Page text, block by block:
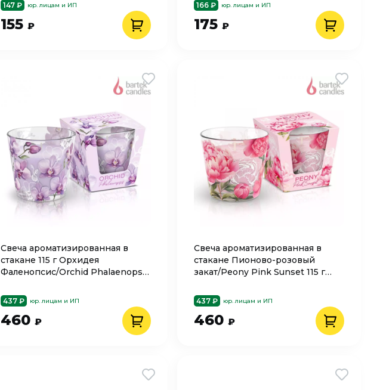
147 ₽ юр. лицам и ИП
155 ₽
166 ₽ юр. лицам и ИП
175 ₽
Cвеча ароматизированная в
стакане 115 г Орхидея
Фаленопсис/Orchid Phalaenopsis
437 ₽ юр. лицам и ИП
460 ₽
Свеча ароматизированная в
стакане Пионово-розовый
закат/Peony Pink Sunset 115 г
437 ₽ юр. лицам и ИП
460 ₽